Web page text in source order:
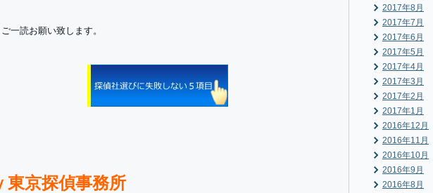
一読お願い致します。
東京探偵事務所
2017年8月
2017年7月
2017年6月
2017年5月
2017年4月
2017年3月
2017年2月
2017年1月
2016年12月
2016年11月
2016年10月
2016年9月
2016年8月